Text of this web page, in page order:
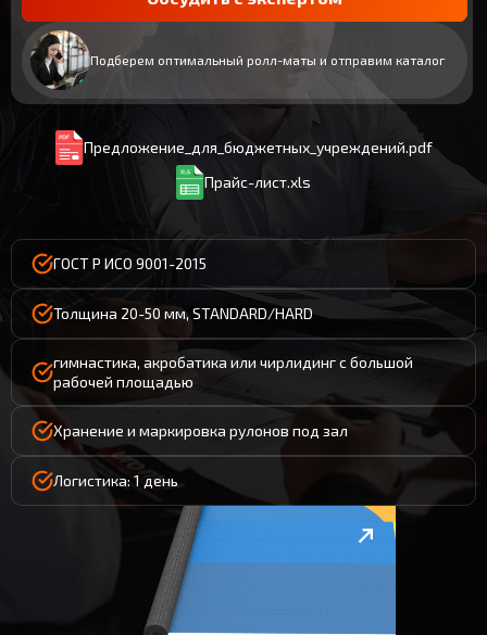
Подберем оптимальный ролл-маты и отправим каталог
Предложение_для_бюджетных_учреждений.pdf
Прайс-лист.xls
ГОСТ Р ИСО 9001-2015
Толщина 20-50 мм, STANDARD/HARD
гимнастика, акробатика или чирлидинг с большой
рабочей площадью
Хранение и маркировка рулонов под зал
Логистика: 1 день